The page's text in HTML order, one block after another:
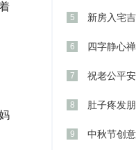
5
6 四字静心
7
8
9 中秋节创